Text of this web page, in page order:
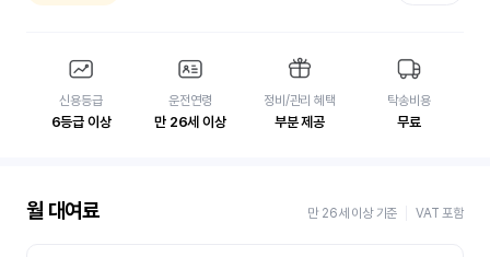
신용등급
6등급 이상
운전연령
만 26세 이상
정비/관리 혜택
부분 제공
탁송비용
무료
월 대여료 만 26세 이상 기준 VAT 포함